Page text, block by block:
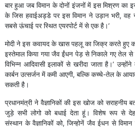
बार हुआ जब विमान के दोनों इंजनों में इस मिश्रण का
के जिस हवाईअड्डे पर इस विमान ने उड़ान भरी, वह
सबसे ऊंचाई पर स्थित एयरपोर्ट में से एक है।’
मोदी ने इस कवायद के खास पहलू का जिक्र करते हुए
इस्तेमाल किया गया जैव ईंधन पेड़ से निकाले गए तेल से
विभिन्न आदिवासी इलाकों से खरीदा जाता है।’
कार्बन उत्सर्जन में कमी आएगी, बल्कि कच्चे-तेल के आयात
सकती है।
प्रधानमंत्री ने वैज्ञानिकों की इस खोज को सराहनीय
जुड़े सभी लोगो को बधाई देता हूं। विशेष रूप से
संस्थान के वैज्ञानिकों को, जिन्होनें जैव ईधन से